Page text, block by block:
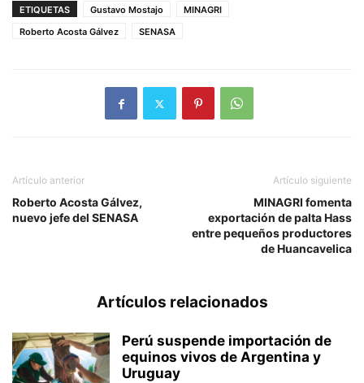
ETIQUETAS Gustavo Mostajo
MINAGRI
Roberto Acosta Gálvez
SENASA
Artículo anterior
Roberto Acosta Gálvez,
nuevo jefe del SENASA
Artículo siguiente
MINAGRI fomenta
exportación de palta Hass
entre pequeños productores
de Huancavelica
Artículos relacionados
Perú suspende importación de
equinos vivos de Argentina y
Uruguay